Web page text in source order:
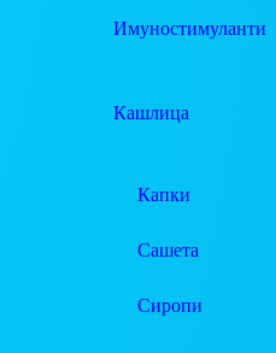
Имуностимуланти
Кашлица
Капки
Сашета
Сиропи